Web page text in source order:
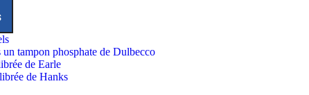
tampon phosphate de Dulbecco
de Earle
de Hanks